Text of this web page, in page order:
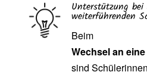
Unterstützung
weiterführenden
Beim
Wechsel an
sind